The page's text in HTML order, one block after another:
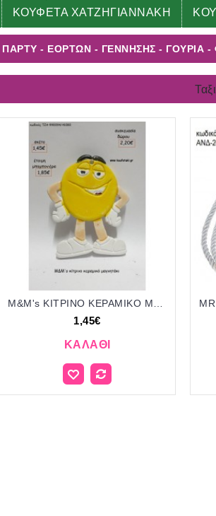
ΚΟΥΦΕΤΑ ΧΑΤΖΗΓΙΑΝΝΑΚΗ
- γέννησης - γούρια - φτιάξτο
ΠΆΡΤΥ - ΕΟΡΤΏΝ - ΓΈΝΝΗΣΗΣ - ΓΟΎΡΙΑ
1,45€
ΚΑΛΆΘΙ